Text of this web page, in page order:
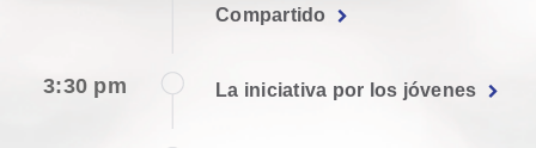
Compartido
3:30 pm La iniciativa por los jóvenes